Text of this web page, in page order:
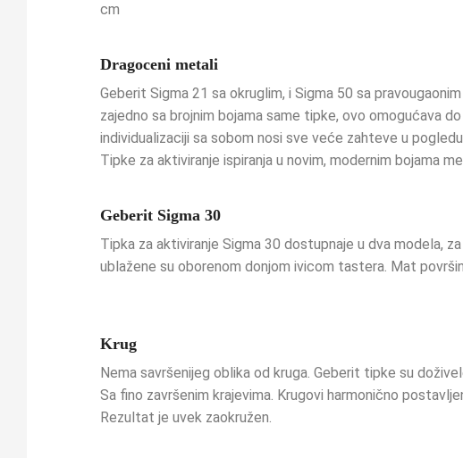
cm
Dragoceni metali
Geberit Sigma 21 sa okruglim, i Sigma 50 sa
zajedno sa brojnim bojama same tipke, ovo omogućava
individualizaciji sa sobom nosi sve veće zahteve u
Tipke za aktiviranje ispiranja u novim, modernim bojama
Geberit Sigma 30
Tipka za aktiviranje Sigma 30 dostupnaje u dva modela,
ublažene su oborenom donjom ivicom tastera. Mat
Krug
Nema savršenijeg oblika od kruga. Geberit tipke su
Sa fino završenim krajevima. Krugovi harmonično
Rezultat je uvek zaokružen.